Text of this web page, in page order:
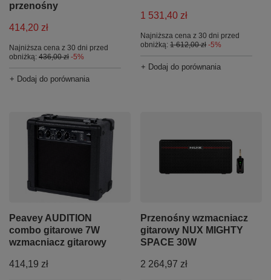
przenośny
414,20 zł
Najniższa cena z 30 dni przed
obniżką: 436,00 zł -5%
+ Dodaj do porównania
1 531,40 zł
Najniższa cena z 30 dni przed
obniżką: 1 612,00 zł -5%
+ Dodaj do porównania
Peavey AUDITION
combo gitarowe 7W
wzmacniacz gitarowy
414,19 zł
Przenośny wzmacniacz
gitarowy NUX MIGHTY
SPACE 30W
2 264,97 zł